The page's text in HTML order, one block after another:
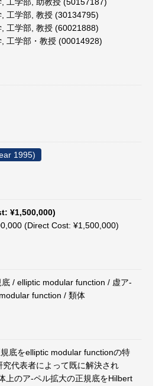
工学部, 教授 (30134795)
工学部, 教授 (60021888)
工学部・教授 (00014928)
1995)
¥1,500,000)
(Direct Cost: ¥1,500,000)
/ elliptic modular function / 虚ア-
function / 類体
底をelliptic modular functionの特
代表者によって既に解決され
上のア-ペル拡大の正規底をHilbert